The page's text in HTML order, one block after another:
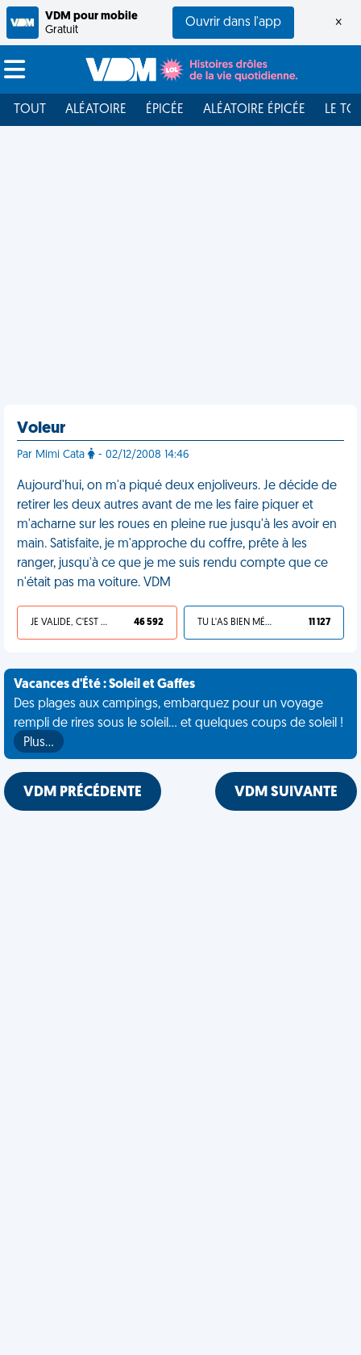
VDM pour mobile
Gratuit
Ouvrir dans l'app ×
TOUT ALÉATOIRE ÉPICÉE ALÉATOIRE ÉPICÉE LE
Voleur
Par Mimi Cata - 02/12/2008 14:46
Aujourd'hui, on m'a piqué deux enjoliveurs. Je décide de
retirer les deux autres avant de me les faire piquer et
m'acharne sur les roues en pleine rue jusqu'à les avoir en
main. Satisfaite, je m'approche du coffre, prête à les
ranger, jusqu'à ce que je me suis rendu compte que ce
n'était pas ma voiture. VDM
JE VALIDE, C'EST UNE VDM 46 592 TU L'AS BIEN MÉRITÉ 11 127
Vacances d'Été : Soleil et Gaffes
Des plages aux campings, embarquez pour un voyage
rempli de rires sous le soleil... et quelques coups de soleil !
Plus…
VDM PRÉCÉDENTE VDM SUIVANTE